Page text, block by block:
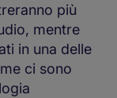
più
mentre
in una delle
ci sono